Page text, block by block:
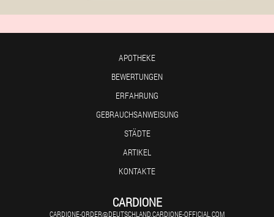
APOTHEKE
BEWERTUNGEN
ERFAHRUNG
GEBRAUCHSANWEISUNG
STÄDTE
ARTIKEL
KONTAKTE
CARDIONE
CARDIONE-ORDER@DEUTSCHLAND.CARDIONE-OFFICIAL.COM